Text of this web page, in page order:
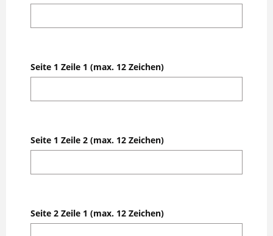
Seite 1 Zeile 1 (max. 12 Zeichen)
Seite 1 Zeile 2 (max. 12 Zeichen)
Seite 2 Zeile 1 (max. 12 Zeichen)